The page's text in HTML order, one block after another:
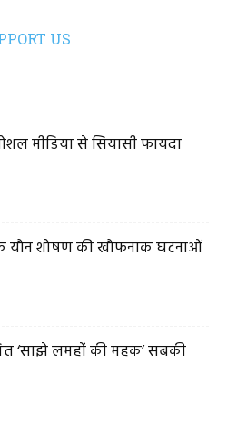
US
मीडिया से सियासी फायदा
शोषण की खौफनाक घटनाओं
‘साझे लमहों की महक’ सबकी